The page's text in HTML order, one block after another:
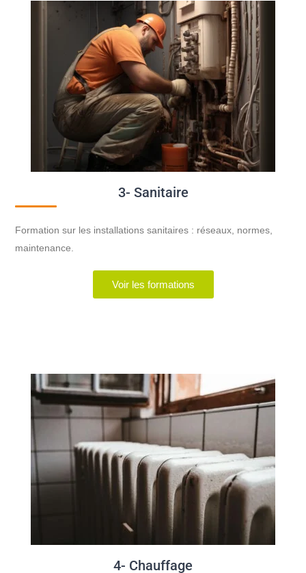
3- Sanitaire
Formation sur les installations sanitaires : réseaux, normes,
maintenance.
Voir les formations
4- Chauffage